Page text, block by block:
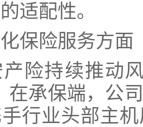
适配性。
险服务方面
持续推动风
在承保端，公
行业头部主